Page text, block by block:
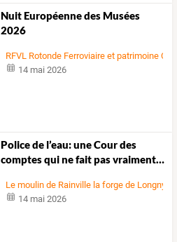
Nuit Européenne des Musées
2026
RFVL Rotonde Ferroviaire et patrimoine
14 mai 2026
Policede l’eau:uneCourdes
comptesquinefaitpasvraiment…
Le moulin de Rainville la forge de Longny
14 mai 2026